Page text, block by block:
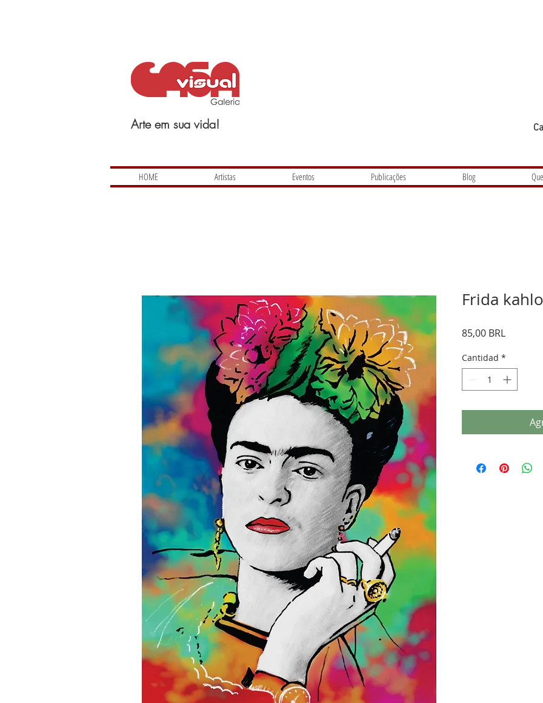
Arte em sua vida!
HOME Artistas Eventos Publicações Blog
Frida kahlo
85,00 BRLPrecio
Cantidad *